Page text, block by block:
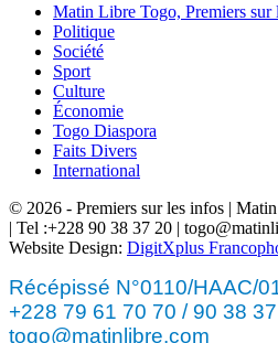
Matin Libre Togo, Premiers sur
Politique
Société
Sport
Culture
Économie
Togo Diaspora
Faits Divers
International
© 2026 - Premiers sur les infos |
| Tel :+228 90 38 37 20 |
Website Design: DigitXplus
Récépissé N°0110/HAAC/
+228 79 61 70 70 / 90 38
togo@matinlibre.com